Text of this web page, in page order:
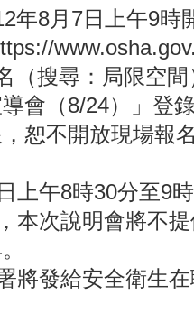
年8月7日上午9時
（搜尋：局限空
會（8/24）」登
恕不開放現場報
上午8時30分至9
本次說明會將不
將發給安全衛生